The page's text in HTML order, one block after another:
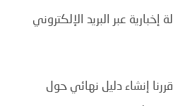
رسالة إخبارية عبر البريد الإلكتروني
قررنا إنشاء دليل نهائي حول